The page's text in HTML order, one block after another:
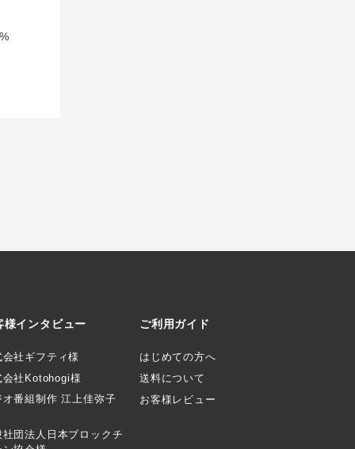
様インタビュー
会社ギフティ様
会社Kotohogi様
オ番組制作 江上佳弥子
社団法人日本ブロックチ
ご利用ガイド
はじめての方へ
送料について
お客様レビュー